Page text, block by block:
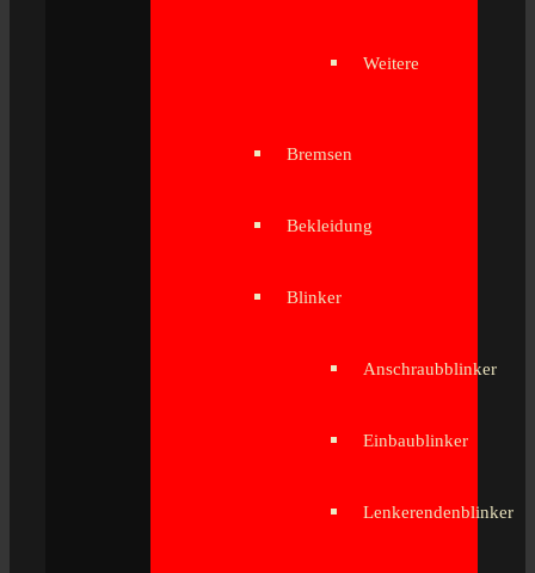
Weitere
Bremsen
Bekleidung
Blinker
Anschraubblinker
Einbaublinker
Lenkerendenblinker